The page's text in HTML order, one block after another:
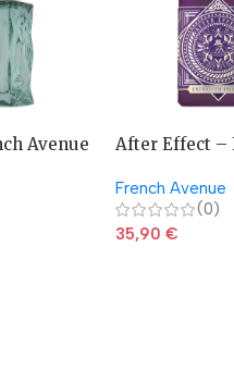
Avenue
After Effect –
French Avenue
(0)
35,90€